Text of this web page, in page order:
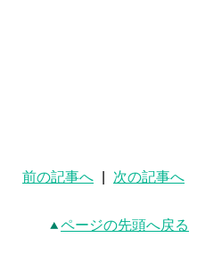
前の記事へ 次の記事へ
ページの先頭へ戻る